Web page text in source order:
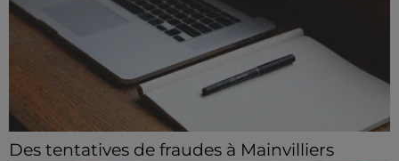
Des tentatives de fraudes à Mainvilliers